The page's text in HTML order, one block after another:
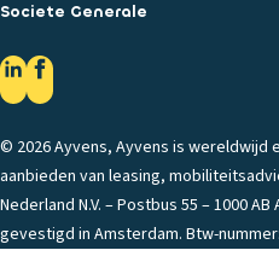
Societe Generale
© 2026 Ayvens, Ayvens is wereldwijd
aanbieden van leasing,
Nederland N.V. – Postbus 55 – 1000
gevestigd in Amsterdam. Btw-nummer: